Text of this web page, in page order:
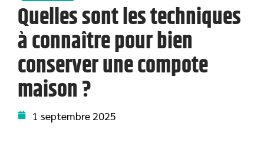
Quelles sont les techniques
à connaître pour bien
conserver une compote
maison ?
1 septembre 2025